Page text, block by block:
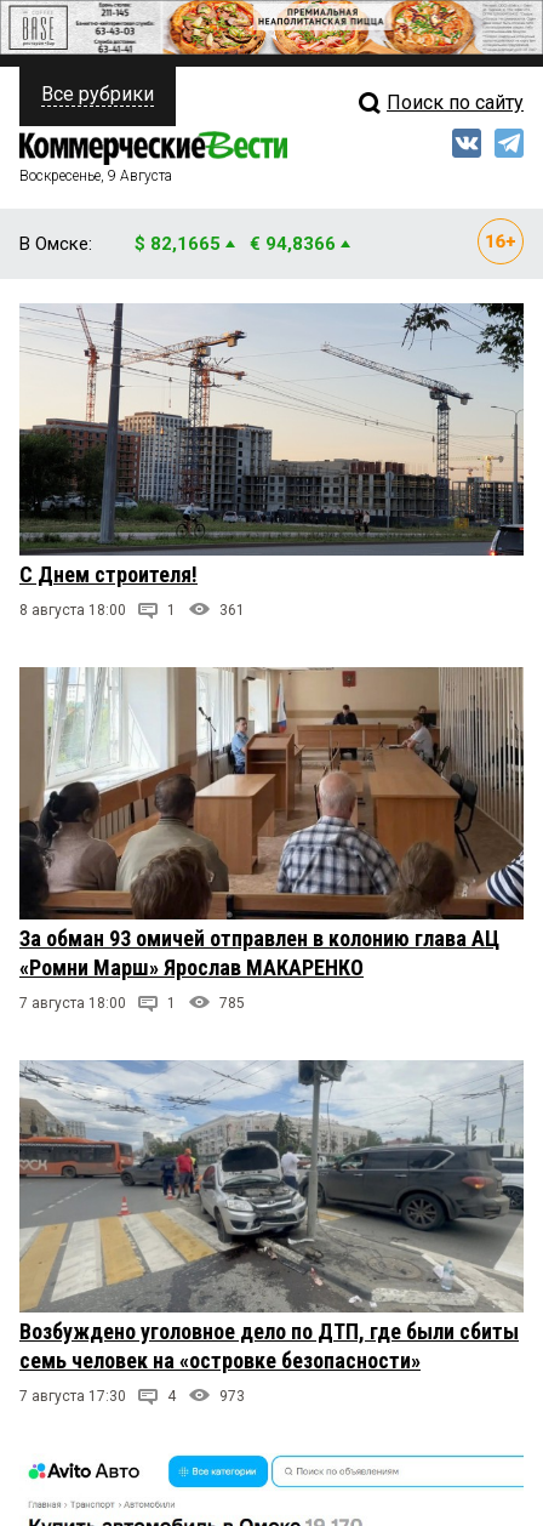
ПОЛИТИКА
ФИНАНСЫ
ОБЩЕСТВО
ЗАКОН
НОВОСТИ КОМПАНИЙ
ПРОИСШЕСТВИЯ
СТИЛЬ ЖИЗНИ
Свежий выпуск
Рейтинги
Блоги
Архив
Все рубрики Поиск по сайту
Воскресенье, 9 Августа
В Омске: $ 82,1665 € 94,8366
С Днем строителя!
8 августа 18:00 1 361
За обман 93 омичей отправлен в колонию глава АЦ
«Ромни Марш» Ярослав МАКАРЕНКО
7 августа 18:00 1 785
Возбуждено уголовное дело по ДТП, где были сбиты
семь человек на «островке безопасности»
7 августа 17:30 4 973